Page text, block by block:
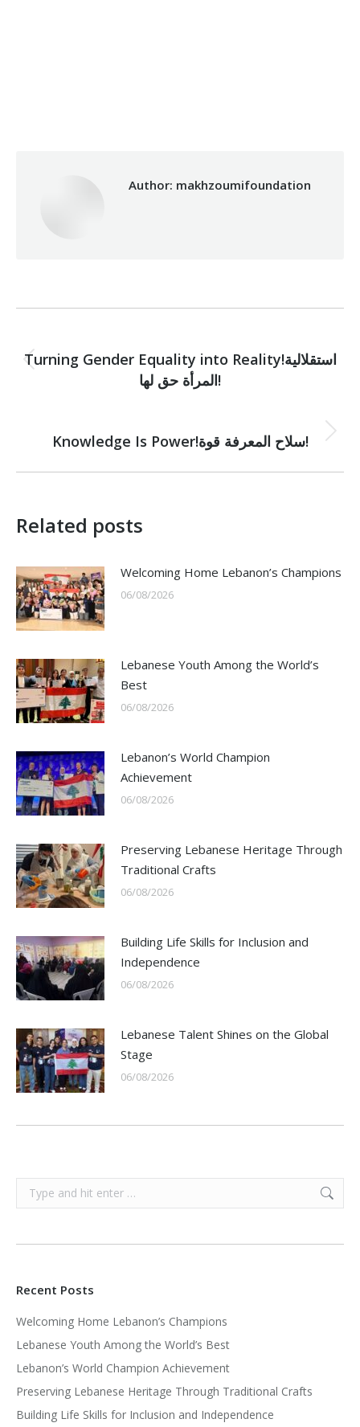
Author: makhzoumifoundation
navigation
Previous
post:
Turning Gender Equality into Reality!استقلالية
المرأة حق لها!
Next
Knowledge Is Power!سلاح المعرفة قوة!
Related posts
Welcoming Home Lebanon’s Champions
06/08/2026
Lebanese Youth Among the World’s
Best
06/08/2026
Lebanon’s World Champion
Achievement
06/08/2026
Preserving Lebanese Heritage Through
Traditional Crafts
06/08/2026
Building Life Skills for Inclusion and
Independence
06/08/2026
Lebanese Talent Shines on the Global
Stage
06/08/2026
Search:
Recent Posts
Welcoming Home Lebanon’s Champions
Lebanese Youth Among the World’s Best
Lebanon’s World Champion Achievement
Preserving Lebanese Heritage Through Traditional Crafts
Building Life Skills for Inclusion and Independence